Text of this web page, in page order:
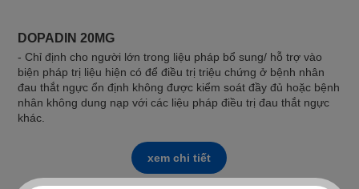
DOPADIN 20MG
- Chỉ định cho người lớn trong liệu pháp bổ sung/ hỗ trợ vào
biện pháp trị liệu hiện có để điều trị triệu chứng ở bệnh nhân
đau thắt ngực ổn định không được kiểm soát đầy đủ hoặc bệnh
nhân không dung nạp với các liệu pháp điều trị đau thắt ngực
khác.
xem chi tiết